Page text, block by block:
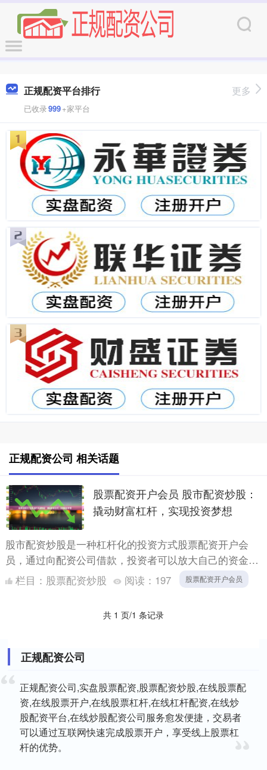
正规配资平台排行
已收录999+家平台
更多
正规配资公司 相关话题
股票配资开户会员 股市配资炒股：
撬动财富杠杆，实现投资梦想
股市配资炒股是一种杠杆化的投资方式股票配资开户会
员，通过向配资公司借款，投资者可以放大自己的资金，
从而获得更高的收益。这种方式可以帮助投资者撬动财富
杠杆，实现投....
栏目： 股票配资炒股 阅读： 197 股票配资开户会员
共 1 页/1 条记录
正规配资公司
正规配资公司,实盘股票配资,股票配资炒股,在线股票配
资,在线股票开户,在线股票杠杆,在线杠杆配资,在线炒
股配资平台,在线炒股配资公司服务愈发便捷，交易者
可以通过互联网快速完成股票开户，享受线上股票杠
杆的优势。